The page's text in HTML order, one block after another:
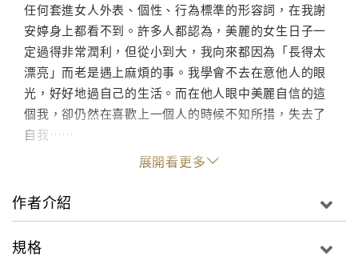
任何套進女人外表、個性、行為標準的形容詞，在我謝
安婷身上都看不到。許多人都認為，美麗的女生日子一
定過得非常潤利，但從小到大，我向來都因為「長得太
漂亮」而老是遇上麻煩的事。我學會不去在意他人的眼
光，好好地過自己的生活。而在他人眼中美麗自信的這
個我，卻仍然在喜歡上一個人的時候不知所措，失去了
自我……
展開看更多
作者介紹
規格